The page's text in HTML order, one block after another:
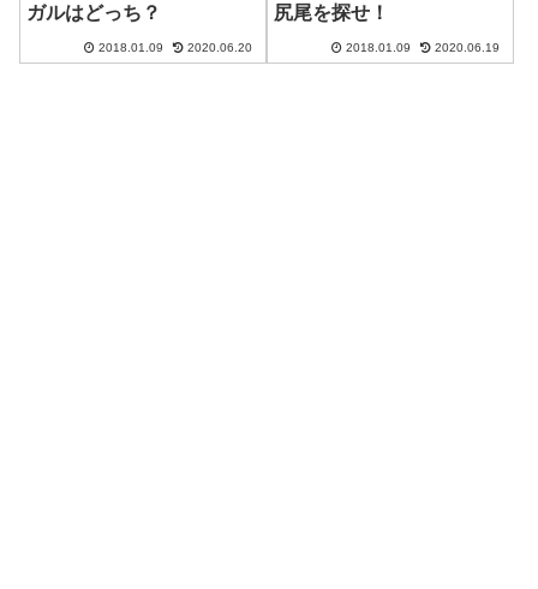
ガルはどっち？
2018.01.09 2020.06.20
尻尾を探せ！
2018.01.09 2020.06.19